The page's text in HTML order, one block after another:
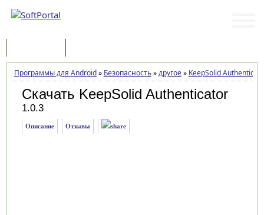
Программы для Android» Безопасность»другое» KeepSolid
Скачать KeepSolid Authenticator
1.0.3
Описание Отзывы